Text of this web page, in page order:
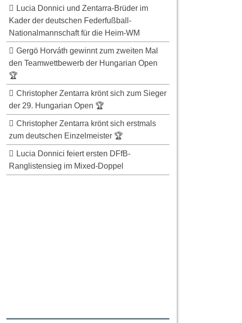
Lucia Donnici und Zentarra-Brüder im
Kader der deutschen Federfußball-
Nationalmannschaft für die Heim-WM
Gergö Horváth gewinnt zum zweiten Mal
den Teamwettbewerb der Hungarian Open
🏆
Christopher Zentarra krönt sich zum Sieger
der 29. Hungarian Open 🏆
Christopher Zentarra krönt sich erstmals
zum deutschen Einzelmeister 🏆
Lucia Donnici feiert ersten DFfB-
Ranglistensieg im Mixed-Doppel